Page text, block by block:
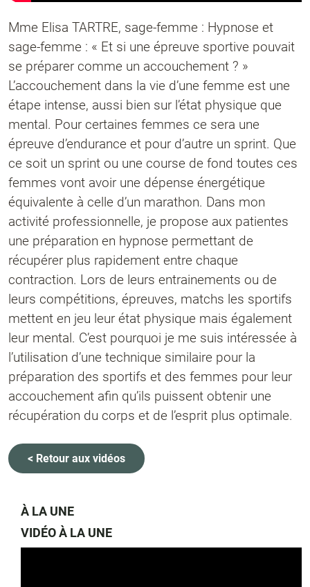
Mme Elisa TARTRE, sage-femme : Hypnose et
sage-femme : « Et si une épreuve sportive pouvait
se préparer comme un accouchement ? »
L’accouchement dans la vie d’une femme est une
étape intense, aussi bien sur l’état physique que
mental. Pour certaines femmes ce sera une
épreuve d’endurance et pour d’autre un sprint. Que
ce soit un sprint ou une course de fond toutes ces
femmes vont avoir une dépense énergétique
équivalente à celle d’un marathon. Dans mon
activité professionnelle, je propose aux patientes
une préparation en hypnose permettant de
récupérer plus rapidement entre chaque
contraction. Lors de leurs entrainements ou de
leurs compétitions, épreuves, matchs les sportifs
mettent en jeu leur état physique mais également
leur mental. C’est pourquoi je me suis intéressée à
l’utilisation d’une technique similaire pour la
préparation des sportifs et des femmes pour leur
accouchement afin qu’ils puissent obtenir une
récupération du corps et de l’esprit plus optimale.
< Retour aux vidéos
À LA UNE
VIDÉO À LA UNE